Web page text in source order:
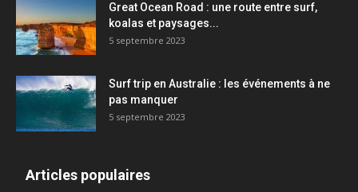
Great Ocean Road : une route entre surf,
koalas et paysages...
5 septembre 2023
Surf trip en Australie : les événements à ne
pas manquer
5 septembre 2023
Articles populaires